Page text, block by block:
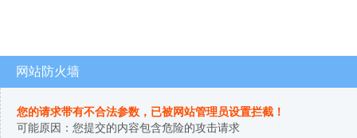
网站防火墙
您的请求带有不合法参数，已被网站管理员设置拦截！
可能原因：您提交的内容包含危险的攻击请求